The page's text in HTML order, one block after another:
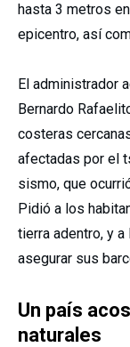
hasta 3 metros
epicentro, así
El administrador
Bernardo
costeras
afectadas por el
sismo, que
Pidió a los
tierra adentro, y
asegurar sus
Un país
naturales